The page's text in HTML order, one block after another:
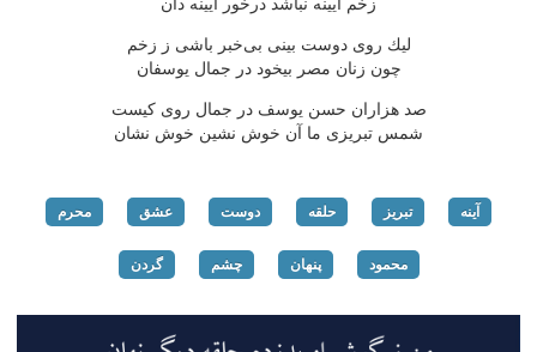
لیك روی دوست بینی بی‌خبر باشی ز زخم
چون زنان مصر بیخود در جمال یوسفان
صد هزاران حسن یوسف در جمال روی كیست
شمس تبریزی ما آن خوش نشین خوش نشان
آینه تبریز حلقه دوست عشق محرم
محمود پنهان چشم گردن